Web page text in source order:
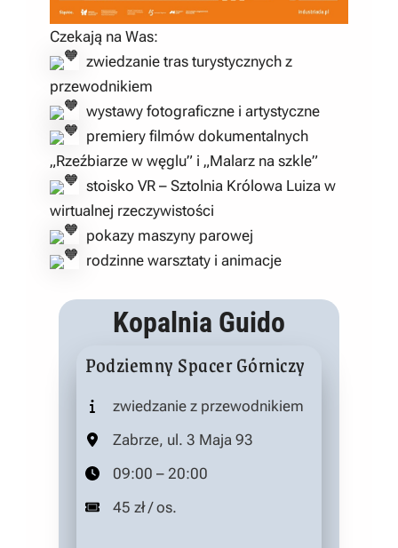
Czekają na Was:
zwiedzanie tras turystycznych z
przewodnikiem
wystawy fotograficzne i artystyczne
premiery filmów dokumentalnych
„Rzeźbiarze w węglu” i „Malarz na szkle”
stoisko VR – Sztolnia Królowa Luiza w
wirtualnej rzeczywistości
pokazy maszyny parowej
rodzinne warsztaty i animacje
Kopalnia Guido
Podziemny Spacer Górniczy
zwiedzanie z przewodnikiem
Zabrze, ul. 3 Maja 93
09:00 – 20:00
45 zł / os.